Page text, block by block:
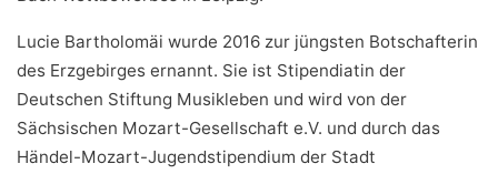
Lucie Bartholomäi wurde 2016 zur jüngsten Botschafterin
des Erzgebirges ernannt. Sie ist Stipendiatin der
Deutschen Stiftung Musikleben und wird von der
Sächsischen Mozart-Gesellschaft e.V. und durch das
Händel-Mozart-Jugendstipendium der Stadt